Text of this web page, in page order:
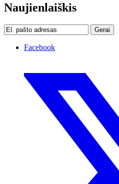
Naujienlaiškis
Gerai
Facebook